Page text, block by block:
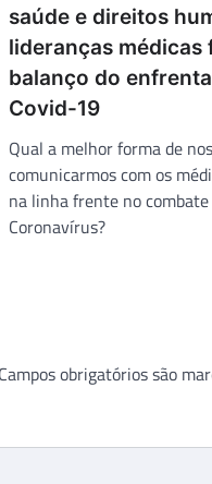
saúde e direitos
lideranças médicas
balanço do
Covid-19
Qual a melhor forma de nos
comunicarmos com os
na linha frente no
Coronavírus?
Campos obrigatórios são